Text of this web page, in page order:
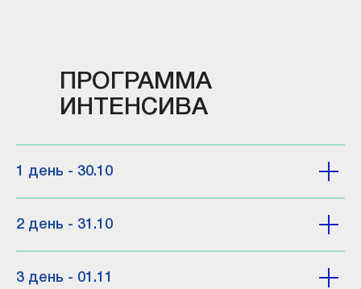
ПРОГРАММА
ИНТЕНСИВА
1 день - 30.10
2 день - 31.10
3 день - 01.11